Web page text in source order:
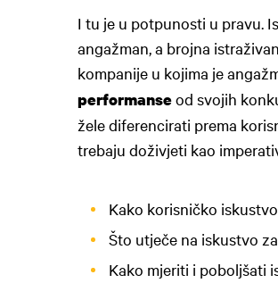
I tu je u potpunosti u pravu.
angažman, a brojna
kompanije u kojima je
performanseod svojih
žele diferencirati prema
trebaju doživjeti kao
Kako korisničko
Što utječe na iskustvo
Kako mjeriti i poboljšati